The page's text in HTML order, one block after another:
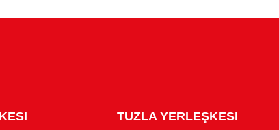
TUZLA YERLEŞKESI